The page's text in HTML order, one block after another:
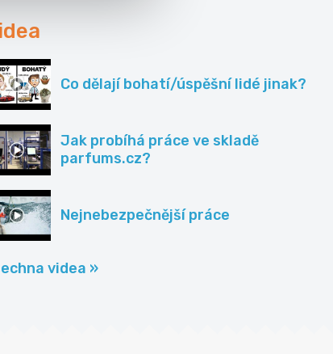
Co dělají bohatí/úspěšní lidé jinak?
Jak probíhá práce ve skladě
parfums.cz?
Nejnebezpečnější práce
videa »